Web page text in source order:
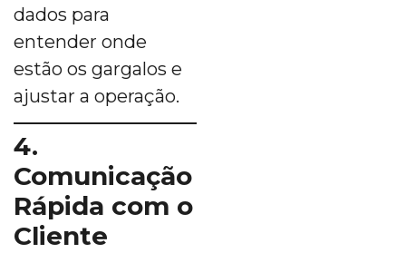
dados para
entender onde
estão os gargalos e
ajustar a operação.
4.
Comunicação
Rápida com o
Cliente